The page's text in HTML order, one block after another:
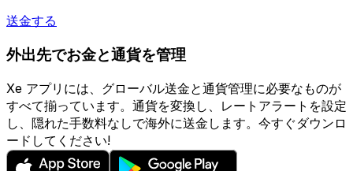
送金する
外出先でお金と通貨を管理
Xe アプリには、グローバル送金と通貨管理に必要なものが
すべて揃っています。通貨を変換し、レートアラートを設定
し、隠れた手数料なしで海外に送金します。今すぐダウンロ
ードしてください!